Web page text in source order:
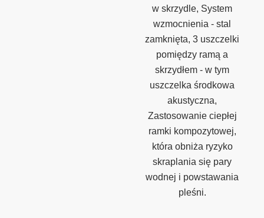
w skrzydle, System
wzmocnienia - stal
zamknięta, 3 uszczelki
pomiędzy ramą a
skrzydłem - w tym
uszczelka środkowa
akustyczna,
Zastosowanie ciepłej
ramki kompozytowej,
która obniża ryzyko
skraplania się pary
wodnej i powstawania
pleśni.